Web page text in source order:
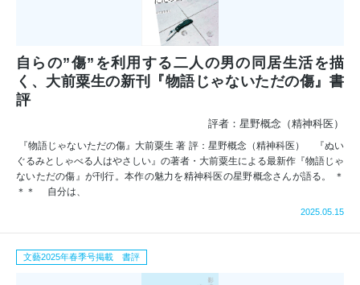
自らの”傷”を利用する二人の男の同居生活を描
く、大前粟生の新刊『物語じゃないただの傷』書
評
評者：星野概念（精神科医）
『物語じゃないただの傷』大前粟生 著 評：星野概念（精神科医） 『ぬい
ぐるみとしゃべる人はやさしい』の著者・大前粟生による最新作『物語じゃ
ないただの傷』が刊行。本作の魅力を精神科医の星野概念さんが語る。 ＊
＊＊ 自分は、
2025.05.15
文藝2025年春季号掲載 書評